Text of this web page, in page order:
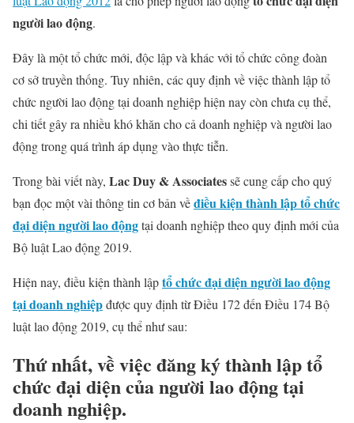
người lao động.
Đây là một tổ chức mới, độc lập và khác với tổ chức công đoàn
cơ sở truyền thống. Tuy nhiên, các quy định về việc thành lập tổ
chức người lao động tại doanh nghiệp hiện nay còn chưa cụ thể,
chi tiết gây ra nhiều khó khăn cho cả doanh nghiệp và người lao
động trong quá trình áp dụng vào thực tiễn.
Trong bài viết này, Lac Duy & Associatessẽ cung cấp cho quý
bạn đọc một vài thông tin cơ bản vềđiều kiện thành lập tổ chức
đại diện người lao độngtại doanh nghiệp theo quy định mới của
Bộ luật Lao động 2019.
Hiện nay, điều kiện thành lậptổ chức đại diện người lao động
tại doanh nghiệpđược quy định từ Điều 172 đến Điều 174 Bộ
luật lao động 2019, cụ thể như sau:
Thứ nhất, về việc đăng ký thành lập tổ
chức đại diện của người lao động tại
doanh nghiệp.